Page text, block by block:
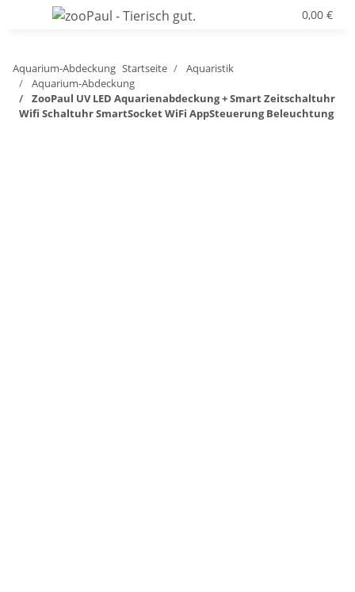
0,00 €
Aquarium-Abdeckung Startseite
Aquaristik
Aquarium-Abdeckung
ZooPaul UV LED Aquarienabdeckung + Smart Zeitschaltuhr
Wifi Schaltuhr SmartSocket WiFi AppSteuerung Beleuchtung